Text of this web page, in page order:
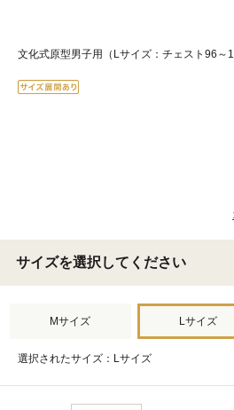
文化式原型男子用（Lサイズ：チェスト96～
サイズを選択してください
Mサイズ Lサイズ
選択されたサイズ：Lサイズ